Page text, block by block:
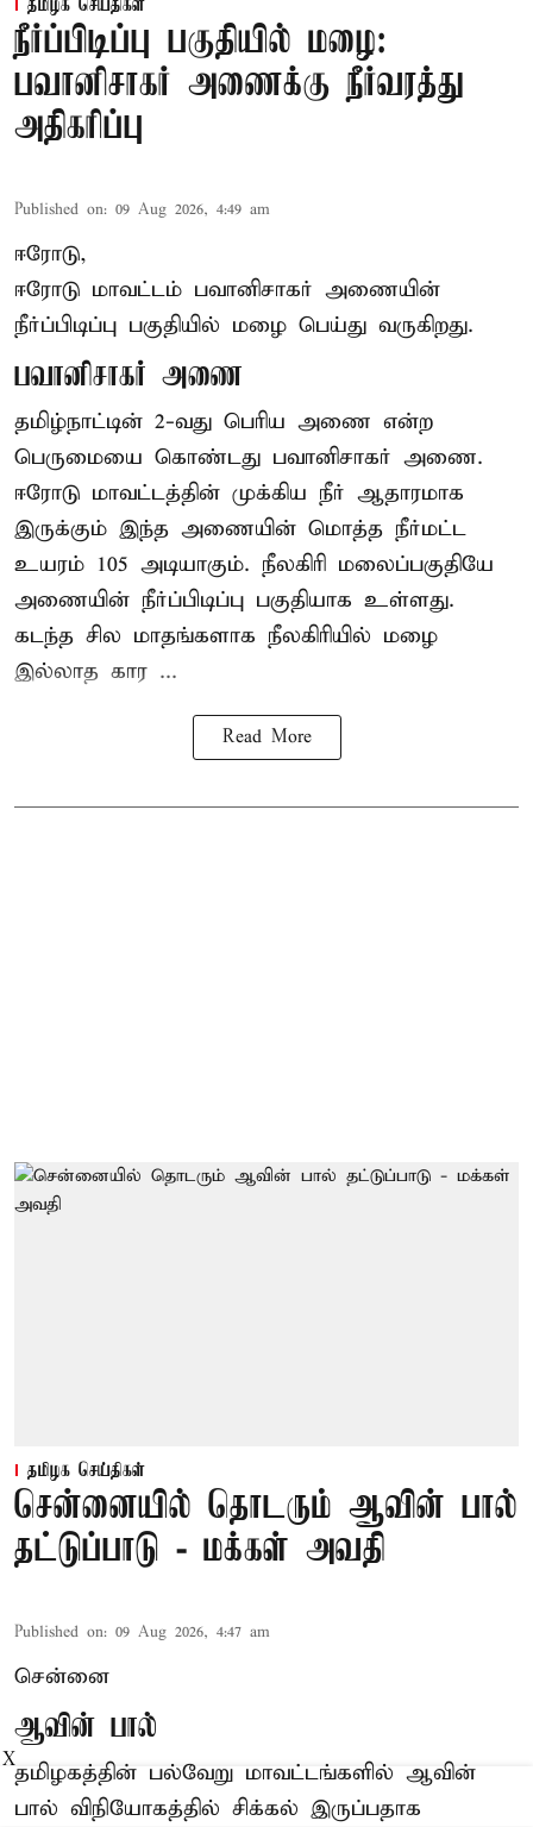
தமிழக செய்திகள்
நீர்ப்பிடிப்பு பகுதியில் மழை:
பவானிசாகர் அணைக்கு நீர்வரத்து
அதிகரிப்பு
Published on: 09 Aug 2026, 4:49 am
ஈரோடு,
ஈரோடு மாவட்டம் பவானிசாகர் அணையின்
நீர்ப்பிடிப்பு பகுதியில் மழை பெய்து வருகிறது.
பவானிசாகர் அணை
தமிழ்நாட்டின் 2-வது பெரிய அணை என்ற
பெருமையை கொண்டது பவானிசாகர் அணை.
ஈரோடு மாவட்டத்தின் முக்கிய நீர் ஆதாரமாக
இருக்கும் இந்த அணையின் மொத்த நீர்மட்ட
உயரம் 105 அடியாகும். நீலகிரி மலைப்பகுதியே
அணையின் நீர்ப்பிடிப்பு பகுதியாக உள்ளது.
கடந்த சில மாதங்களாக நீலகிரியில் மழை
இல்லாத கார ...
Read More
தமிழக செய்திகள்
சென்னையில் தொடரும் ஆவின் பால்
தட்டுப்பாடு - மக்கள் அவதி
Published on: 09 Aug 2026, 4:47 am
சென்னை
ஆவின் பால்
தமிழகத்தின் பல்வேறு மாவட்டங்களில் ஆவின்
பால் விநியோகத்தில் சிக்கல் இருப்பதாக
X